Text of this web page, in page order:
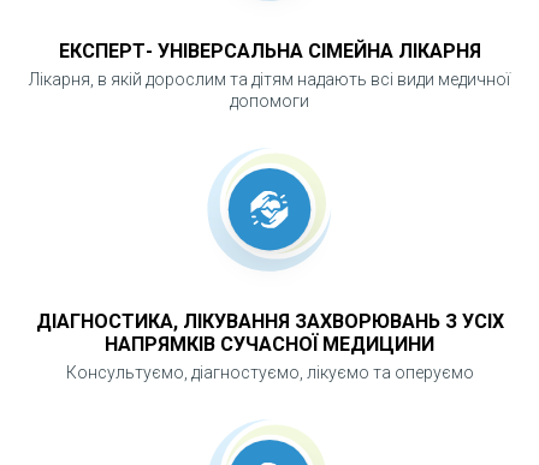
ЕКСПЕРТ- УНІВЕРСАЛЬНА СІМЕЙНА ЛІКАРНЯ
Лікарня, в якій дорослим та дітям надають всі види медичної
допомоги
ДІАГНОСТИКА, ЛІКУВАННЯ ЗАХВОРЮВАНЬ З УСІХ
НАПРЯМКІВ СУЧАСНОЇ МЕДИЦИНИ
Консультуємо, діагностуємо, лікуємо та оперуємо